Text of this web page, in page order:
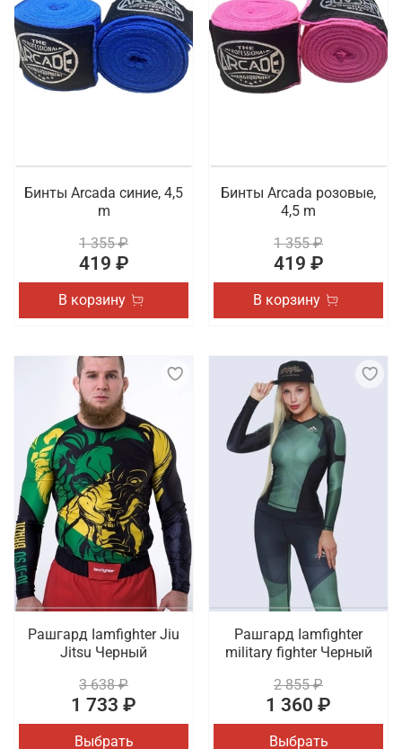
Бинты Arcada синие, 4,5
m
1 355 ₽
419 ₽
В корзину
Бинты Arcada розовые,
4,5 m
1 355 ₽
419 ₽
В корзину
Рашгард Iamfighter Jiu
Jitsu Черный
3 638 ₽
1 733 ₽
Выбрать
Рашгард Iamfighter
military fighter Черный
2 855 ₽
1 360 ₽
Выбрать